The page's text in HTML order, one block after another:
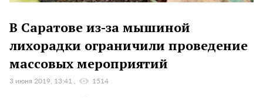
В Саратове из-за мышиной
лихорадки ограничили проведение
массовых мероприятий
3 июня 2019, 13:41 1514